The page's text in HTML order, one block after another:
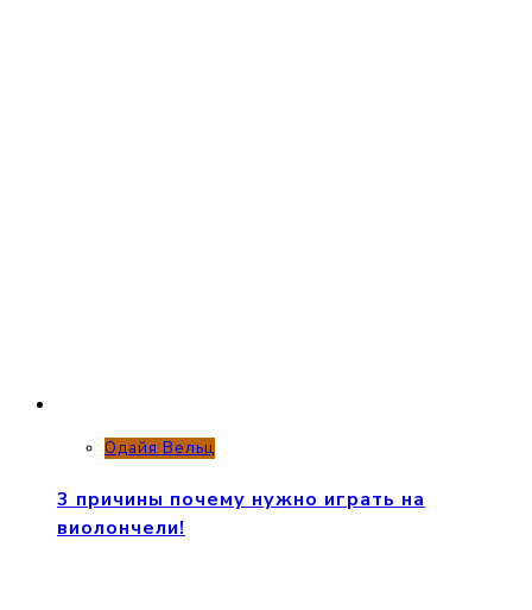
Одайя Вельц
3 причины почему нужно играть на
виолончели!